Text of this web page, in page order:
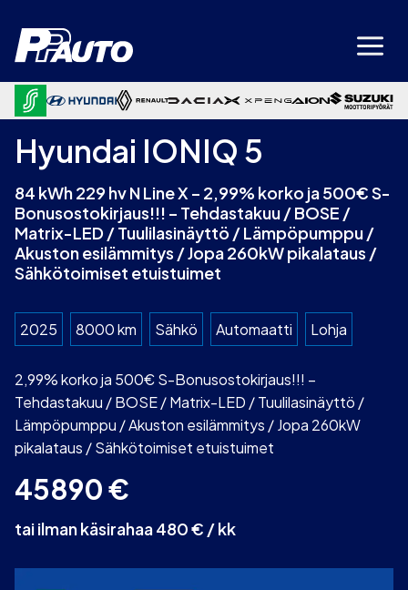
sisältöön
Hyundai IONIQ 5
84 kWh 229 hv N Line X – 2,99% korko ja 500€ S-
Bonusostokirjaus!!! – Tehdastakuu / BOSE /
Matrix-LED / Tuulilasinäyttö / Lämpöpumppu /
Akuston esilämmitys / Jopa 260kW pikalataus /
Sähkötoimiset etuistuimet
2025 8000 km Sähkö Automaatti Lohja
2,99% korko ja 500€ S-Bonusostokirjaus!!! –
Tehdastakuu / BOSE / Matrix-LED / Tuulilasinäyttö /
Lämpöpumppu / Akuston esilämmitys / Jopa 260kW
pikalataus / Sähkötoimiset etuistuimet
45890€
tai ilman käsirahaa 480 € / kk